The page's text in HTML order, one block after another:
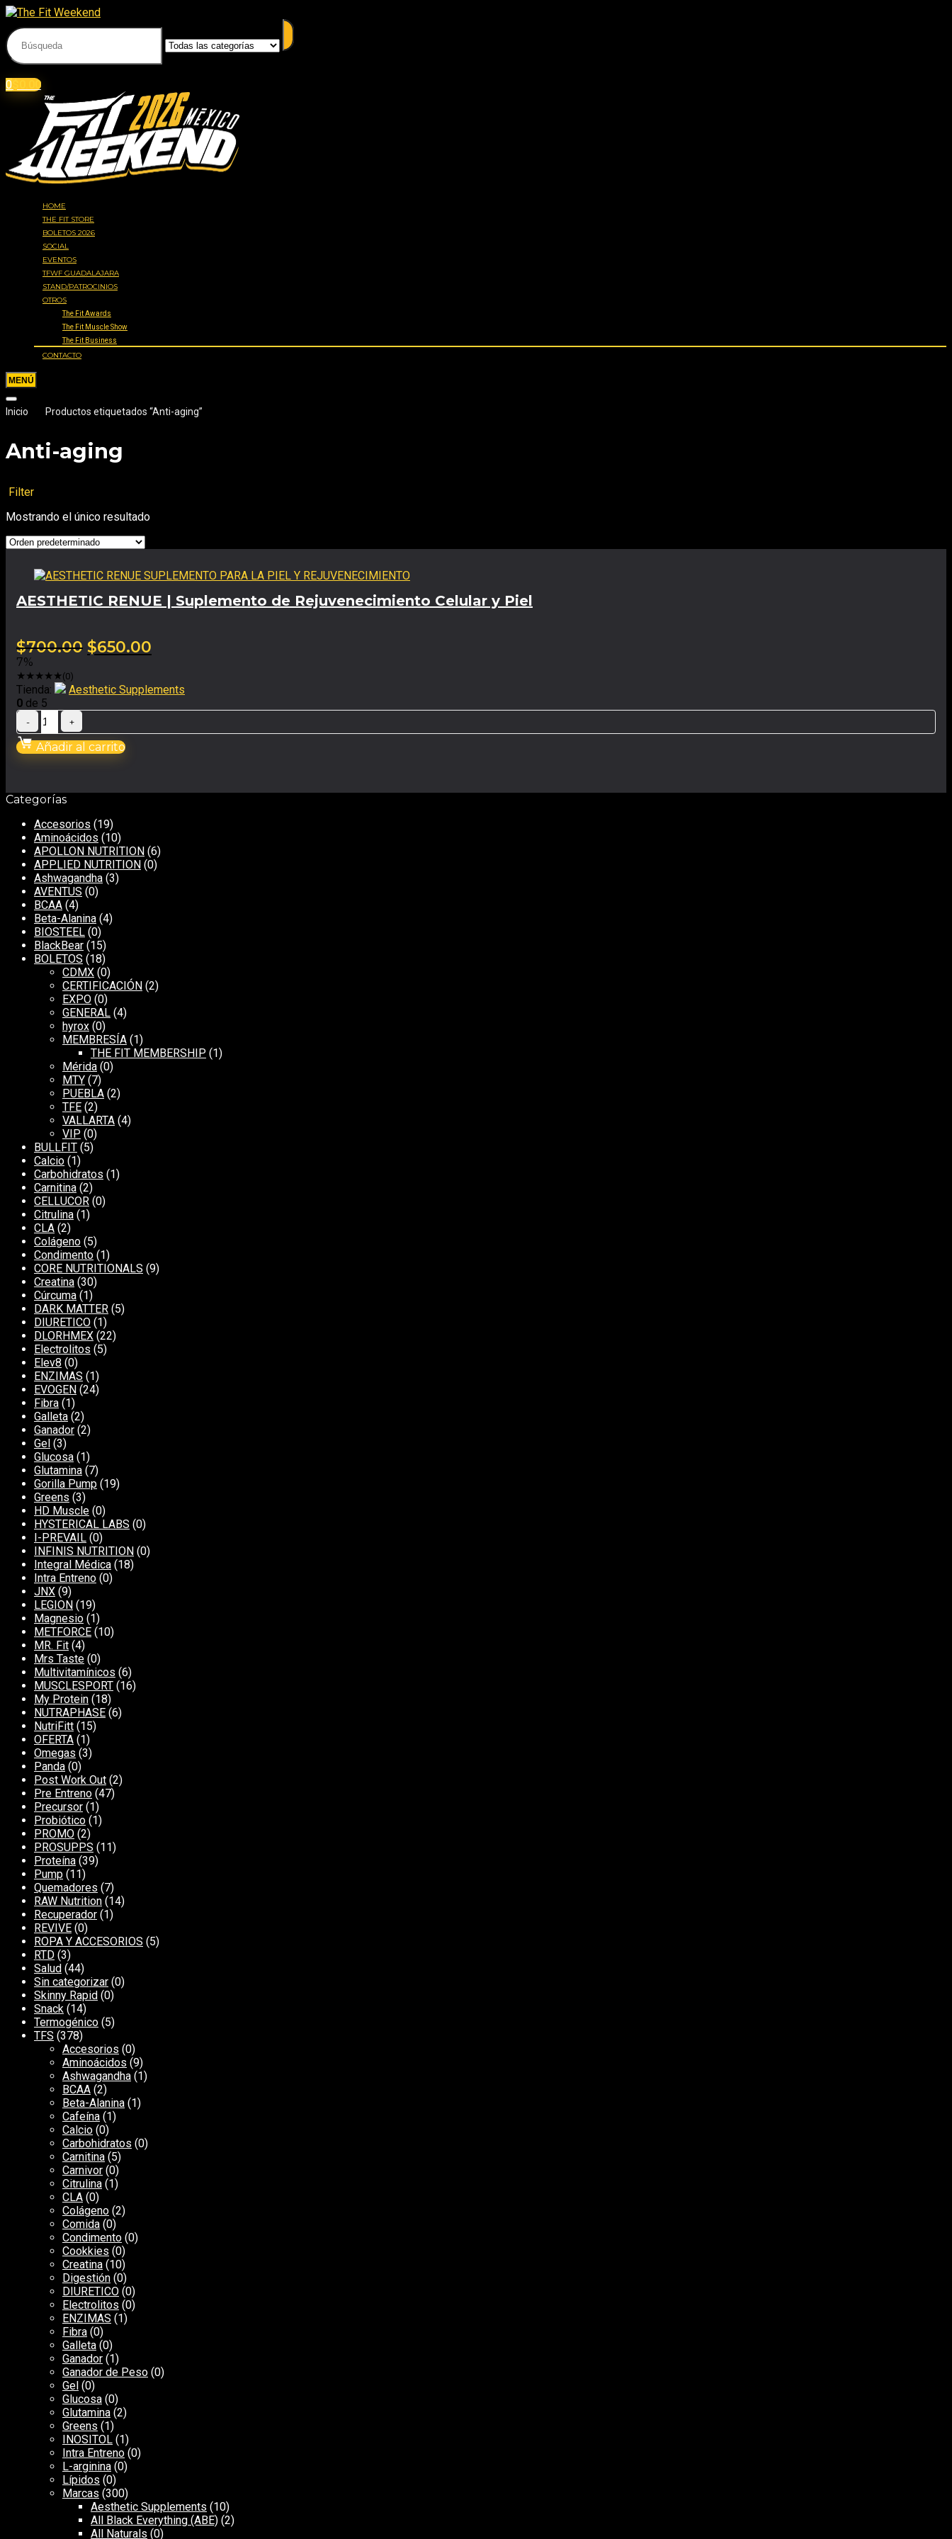
0
0.00
HOME
THE FIT STORE
BOLETOS 2026
SOCIAL
EVENTOS
TFWF GUADALAJARA
STAND/PATROCINIOS
OTROS
The Fit Awards
The Fit Muscle Show
The Fit Business
CONTACTO
Inicio Productos etiquetados “Anti-aging”
Anti-aging
Filter
Mostrando el único resultado
AESTHETIC RENUE | Suplemento de Rejuvenecimiento Celular y Piel
$700.00 $650.00
7%
★★★★★(0)
Tienda:
Aesthetic Supplements
0 de 5
Añadir al carrito
Categorías
Accesorios (19)
Aminoácidos (10)
APOLLON NUTRITION (6)
APPLIED NUTRITION (0)
Ashwagandha (3)
AVENTUS (0)
BCAA (4)
Beta-Alanina (4)
BIOSTEEL (0)
BlackBear (15)
BOLETOS (18)
CDMX (0)
CERTIFICACIÓN (2)
EXPO (0)
GENERAL (4)
hyrox (0)
MEMBRESÍA (1)
THE FIT MEMBERSHIP (1)
Mérida (0)
MTY (7)
PUEBLA (2)
TFE (2)
VALLARTA (4)
VIP (0)
BULLFIT (5)
Calcio (1)
Carbohidratos (1)
Carnitina (2)
CELLUCOR (0)
Citrulina (1)
CLA (2)
Colágeno (5)
Condimento (1)
CORE NUTRITIONALS (9)
Creatina (30)
Cúrcuma (1)
DARK MATTER (5)
DIURETICO (1)
DLORHMEX (22)
Electrolitos (5)
Elev8 (0)
ENZIMAS (1)
EVOGEN (24)
Fibra (1)
Galleta (2)
Ganador (2)
Gel (3)
Glucosa (1)
Glutamina (7)
Gorilla Pump (19)
Greens (3)
HD Muscle (0)
HYSTERICAL LABS (0)
I-PREVAIL (0)
INFINIS NUTRITION (0)
Integral Médica (18)
Intra Entreno (0)
JNX (9)
LEGION (19)
Magnesio (1)
METFORCE (10)
MR. Fit (4)
Mrs Taste (0)
Multivitamínicos (6)
MUSCLESPORT (16)
My Protein (18)
NUTRAPHASE (6)
NutriFitt (15)
OFERTA (1)
Omegas (3)
Panda (0)
Post Work Out (2)
Pre Entreno (47)
Precursor (1)
Probiótico (1)
PROMO (2)
PROSUPPS (11)
Proteína (39)
Pump (11)
Quemadores (7)
RAW Nutrition (14)
Recuperador (1)
REVIVE (0)
ROPA Y ACCESORIOS (5)
RTD (3)
Salud (44)
Sin categorizar (0)
Skinny Rapid (0)
Snack (14)
Termogénico (5)
TFS (378)
Accesorios (0)
Aminoácidos (9)
Ashwagandha (1)
BCAA (2)
Beta-Alanina (1)
Cafeína (1)
Calcio (0)
Carbohidratos (0)
Carnitina (5)
Carnivor (0)
Citrulina (1)
CLA (0)
Colágeno (2)
Comida (0)
Condimento (0)
Cookkies (0)
Creatina (10)
Digestión (0)
DIURETICO (0)
Electrolitos (0)
ENZIMAS (1)
Fibra (0)
Galleta (0)
Ganador (1)
Ganador de Peso (0)
Gel (0)
Glucosa (0)
Glutamina (2)
Greens (1)
INOSITOL (1)
Intra Entreno (0)
L-arginina (0)
Lípidos (0)
Marcas (300)
Aesthetic Supplements (10)
All Black Everything (ABE) (2)
All Naturals (0)